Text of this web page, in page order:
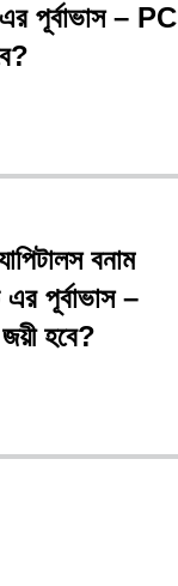
পূর্বাভাস – PC
বনাম
পূর্বাভাস –
হবে?